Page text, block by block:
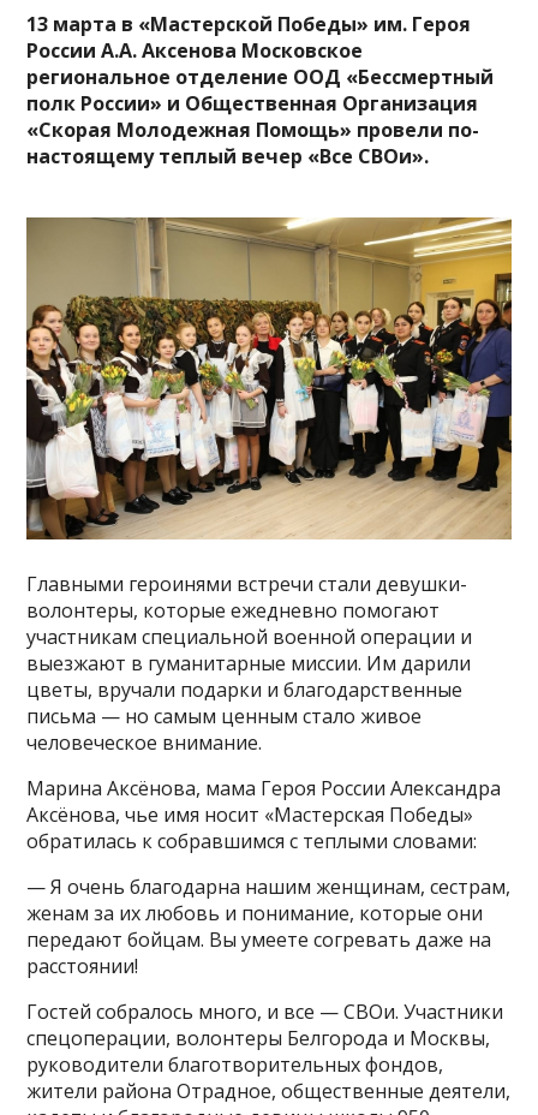
13 марта в «Мастерской Победы» им. Героя
России А.А. Аксенова Московское
региональное отделение ООД «Бессмертный
полк России» и Общественная Организация
«Скорая Молодежная Помощь» провели по-
настоящему теплый вечер «Все СВОи».
Главными героинями встречи стали девушки-
волонтеры, которые ежедневно помогают
участникам специальной военной операции и
выезжают в гуманитарные миссии. Им дарили
цветы, вручали подарки и благодарственные
письма — но самым ценным стало живое
человеческое внимание.
Марина Аксёнова, мама Героя России Александра
Аксёнова, чье имя носит «Мастерская Победы»
обратилась к собравшимся с теплыми словами:
— Я очень благодарна нашим женщинам, сестрам,
женам за их любовь и понимание, которые они
передают бойцам. Вы умеете согревать даже на
расстоянии!
Гостей собралось много, и все — СВОи. Участники
спецоперации, волонтеры Белгорода и Москвы,
руководители благотворительных фондов,
жители района Отрадное, общественные деятели,